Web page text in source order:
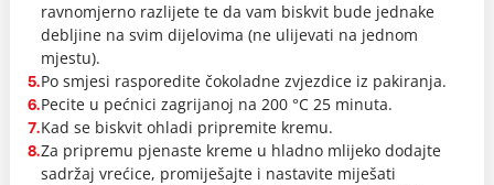
ravnomjerno razlijete te da vam biskvit bude jednake
debljine na svim dijelovima (ne ulijevati na jednom
mjestu).
5.Po smjesi rasporedite čokoladne zvjezdice iz pakiranja.
6.Pecite u pećnici zagrijanoj na 200 °C 25 minuta.
7.Kad se biskvit ohladi pripremite kremu.
8.Za pripremu pjenaste kreme u hladno mlijeko dodajte
sadržaj vrećice, promiješajte i nastavite miješati